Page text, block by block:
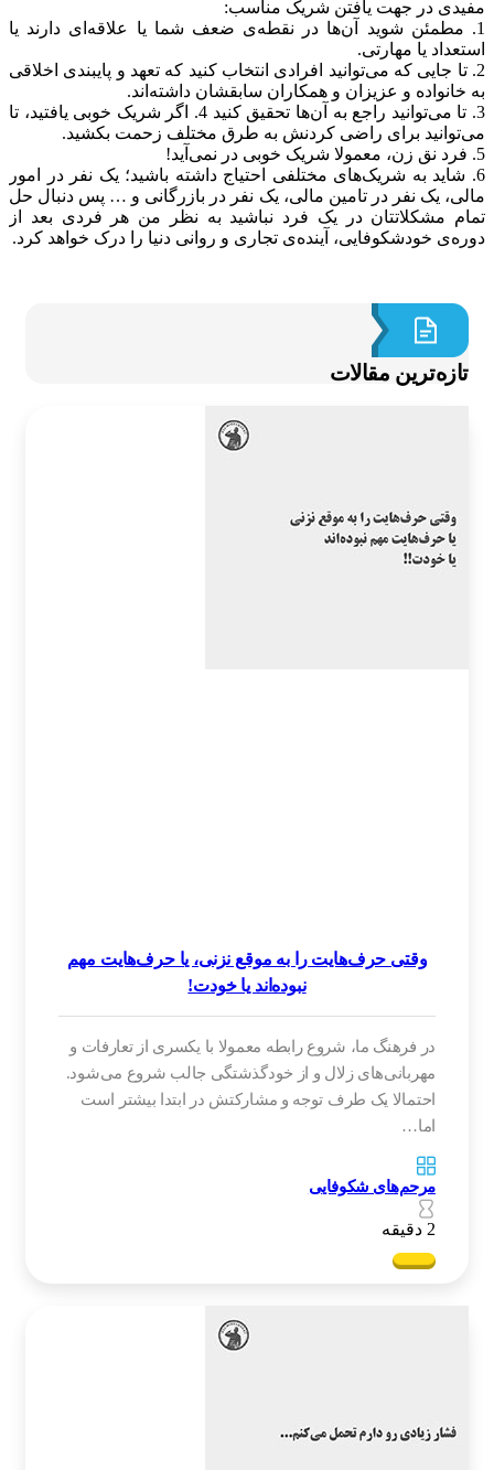
در جهت یافتن شریک مناسب‌‌:
مطمئن شوید آن‌ها در نقطه‌ی ضعف شما یا علاقه‌ای دارند یا
یا مهارتی.
جایی که می‌توانید افرادی انتخاب کنید که تعهد و پایبندی اخلاقی
و عزیزان و همکاران سابقشان داشته‌اند.
3. تا می‌توانید راجع به آن‌ها تحقیق کنید 4. اگر شریک خوبی یافتید، تا
برای راضی کردنش به طرق مختلف زحمت بکشید.
شاید به شریک‌های مختلفی احتیاج داشته باشید؛ یک نفر در امور
یک نفر در تامین مالی، یک نفر در بازرگانی و … پس دنبال حل
مشکلاتتان در یک فرد نباشید به نظر من هر فردی بعد از
خودشکوفایی، آینده‌ی تجاری و روانی دنیا را درک خواهد کرد.
مقالات
وقتی حرف‌هایت را به موقع نزنی، یا حرف‌هایت مهم
نبوده‌اند یا خودت!
در فرهنگ ما، شروع رابطه معمولا با یکسری از تعارفات و
مهربانی‌های زلال و از خودگذشتگی جالب شروع می‌شود.
احتمالا یک طرف توجه و مشارکتش در ابتدا بیشتر است
مرحم‌های شکوفایی